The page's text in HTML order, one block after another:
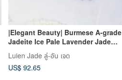
|Elegant Beauty| Burmese A-grade
Jadeite Ice Pale Lavender Jade
Egg 5.8mm Sterling Silver Plated
18k Rose Gold Design Ring
Luien Jade ลู่-อัน เจด
US$ 92.65